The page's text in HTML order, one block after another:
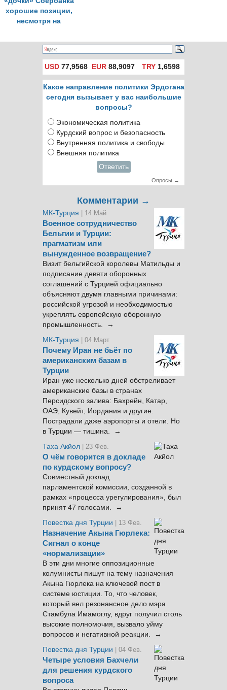
хорошие позиции,
несмотря на
USD 77,9568 EUR 88,9097 TRY1,6598
Какое направление политики Эрдогана
сегодня вызывает у вас наибольшие
вопросы?
Экономическая политика
Курдский вопрос и безопасность
Внутренняя политика и свободы
Внешняя политика
Ответить
Опросы →
Комментарии →
МК-Турция | 14 Май
Военное сотрудничество
Бельгии и Турции:
прагматизм или
вынужденное возвращение?
Визит бельгийской королевы Матильды и
подписание девяти оборонных
соглашений с Турцией официально
объясняют двумя главными причинами:
российской угрозой и необходимостью
укреплять европейскую оборонную
промышленность. →
МК-Турция
| 04 Март
Почему Иран не бьёт по
американским базам в
Турции
Иран уже несколько дней обстреливает
американские базы в странах
Персидского залива: Бахрейн, Катар,
ОАЭ, Кувейт, Иордания и другие.
Пострадали даже аэропорты и отели. Но
в Турции — тишина. →
Таха Акйол | 23 Фев.
О чём говорится в докладе
по курдскому вопросу?
Совместный доклад
парламентской комиссии, созданной в
рамках «процесса урегулирования», был
принят 47 голосами. →
Повестка дня Турции
| 13 Фев.
Назначение Акына Гюрлека:
Сигнал о конце
«нормализации»
В эти дни многие оппозиционные
колумнисты пишут на тему назначения
Акына Гюрлека на ключевой пост в
системе юстиции. То, что человек,
который вел резонансное дело мэра
Стамбула Имамоглу, вдруг получил столь
высокие полномочия, вызвало уйму
вопросов и негативной реакции. →
Повестка дня Турции
| 04 Фев.
Четыре условия Бахчели
для решения курдского
вопроса